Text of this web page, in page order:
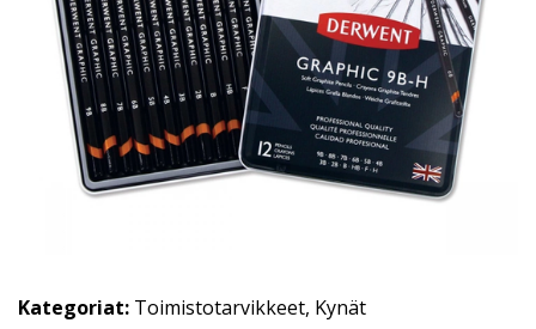
Kategoriat: Toimistotarvikkeet, Kynät